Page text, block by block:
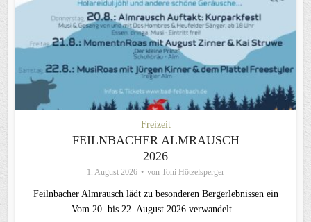
Freizeit
FEILNBACHER ALMRAUSCH
2026
1. August 2026 von Toni Hötzelsperger
Feilnbacher Almrausch lädt zu besonderen Bergerlebnissen ein
Vom 20. bis 22. August 2026 verwandelt...